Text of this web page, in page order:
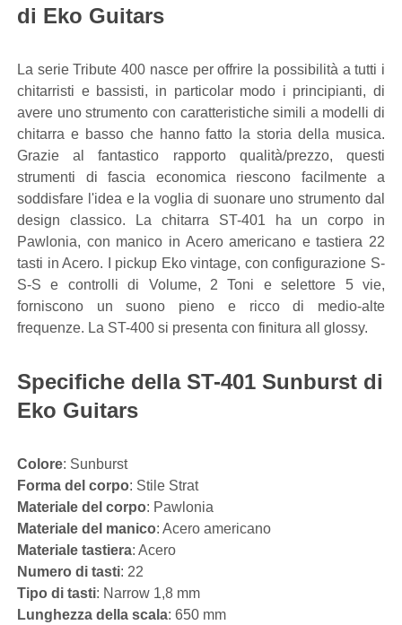
di Eko Guitars
La serie Tribute 400 nasce per offrire la possibilità a tutti i
chitarristi e bassisti, in particolar modo i principianti, di
avere uno strumento con caratteristiche simili a modelli di
chitarra e basso che hanno fatto la storia della musica.
Grazie al fantastico rapporto qualità/prezzo, questi
strumenti di fascia economica riescono facilmente a
soddisfare l'idea e la voglia di suonare uno strumento dal
design classico. La chitarra ST-401 ha un corpo in
Pawlonia, con manico in Acero americano e tastiera 22
tasti in Acero. I pickup Eko vintage, con configurazione S-
S-S e controlli di Volume, 2 Toni e selettore 5 vie,
forniscono un suono pieno e ricco di medio-alte
frequenze. La ST-400 si presenta con finitura all glossy.
Specifiche della ST-401 Sunburst di
Eko Guitars
Colore: Sunburst
Forma del corpo: Stile Strat
Materiale del corpo: Pawlonia
Materiale del manico: Acero americano
Materiale tastiera: Acero
Numero di tasti: 22
Tipo di tasti: Narrow 1,8 mm
Lunghezza della scala: 650 mm